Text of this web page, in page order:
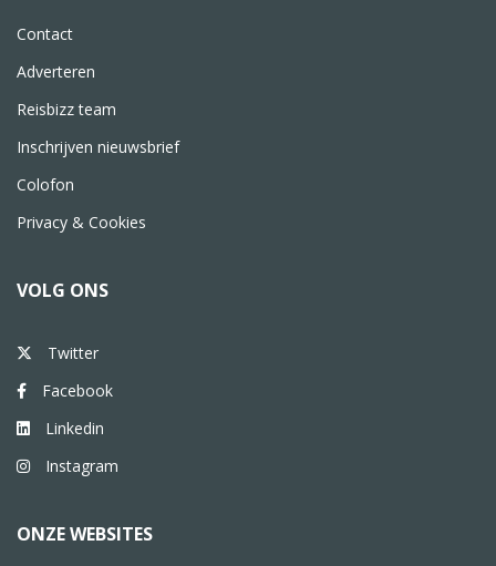
Contact
Adverteren
Reisbizz team
Inschrijven nieuwsbrief
Colofon
Privacy & Cookies
VOLG ONS
Twitter
Facebook
Linkedin
Instagram
ONZE WEBSITES